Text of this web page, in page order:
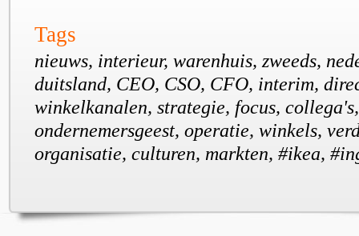
Tags
nieuws, interieur, warenhuis, zweeds,
duitsland, CEO, CSO, CFO, interim,
winkelkanalen, strategie, focus, collega's,
ondernemersgeest, operatie, winkels,
organisatie, culturen, markten, #ikea,